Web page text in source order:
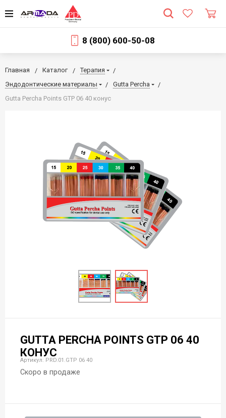
8 (800) 600-50-08
Главная Каталог
Терапия
Эндодонтические материалы
Gutta Percha
Gutta Percha Points GТР 06 40 конус
GUTTA PERCHA POINTS GТР 06 40
КОНУС
Артикул: PRD.01.GТР 06 40
Скоро в продаже